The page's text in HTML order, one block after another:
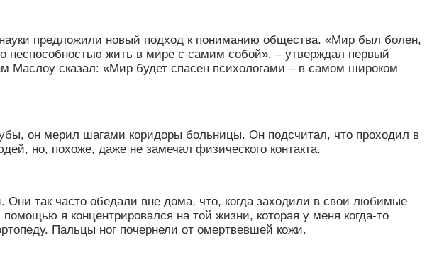
предложили новый подход к пониманию общества. «Мир был болен,
неспособностью жить в мире с самим собой», – утверждал первый
Маслоу сказал: «Мир будет спасен психологами – в самом широком
он мерил шагами коридоры больницы. Он подсчитал, что проходил в
но, похоже, даже не замечал физического контакта.
так часто обедали вне дома, что, когда заходили в свои любимые
я концентрировался на той жизни, которая у меня когда-то
Пальцы ног почернели от омертвевшей кожи.